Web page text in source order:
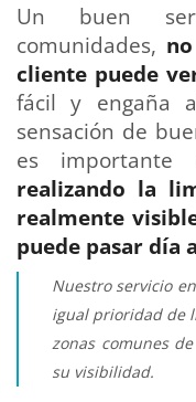
Un buen
comunidades,
cliente puede
fácil y engaña
sensación de
es importante
realizando la
realmente
puede pasar día
Nuestro servicio
igual prioridad de
zonas comunes
su visibilidad.